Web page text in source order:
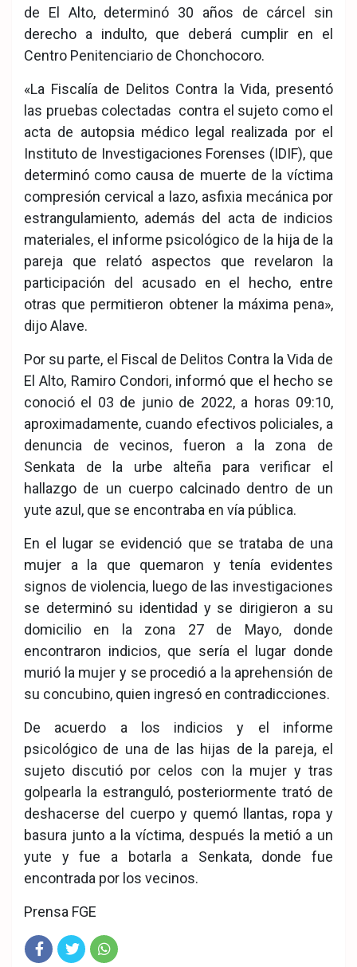
de El Alto, determinó 30 años de cárcel sin
derecho a indulto, que deberá cumplir en el
Centro Penitenciario de Chonchocoro.
«La Fiscalía de Delitos Contra la Vida, presentó
las pruebas colectadas contra el sujeto como el
acta de autopsia médico legal realizada por el
Instituto de Investigaciones Forenses (IDIF), que
determinó como causa de muerte de la víctima
compresión cervical a lazo, asfixia mecánica por
estrangulamiento, además del acta de indicios
materiales, el informe psicológico de la hija de la
pareja que relató aspectos que revelaron la
participación del acusado en el hecho, entre
otras que permitieron obtener la máxima pena»,
dijo Alave.
Por su parte, el Fiscal de Delitos Contra la Vida de
El Alto, Ramiro Condori, informó que el hecho se
conoció el 03 de junio de 2022, a horas 09:10,
aproximadamente, cuando efectivos policiales, a
denuncia de vecinos, fueron a la zona de
Senkata de la urbe alteña para verificar el
hallazgo de un cuerpo calcinado dentro de un
yute azul, que se encontraba en vía pública.
En el lugar se evidenció que se trataba de una
mujer a la que quemaron y tenía evidentes
signos de violencia, luego de las investigaciones
se determinó su identidad y se dirigieron a su
domicilio en la zona 27 de Mayo, donde
encontraron indicios, que sería el lugar donde
murió la mujer y se procedió a la aprehensión de
su concubino, quien ingresó en contradicciones.
De acuerdo a los indicios y el informe
psicológico de una de las hijas de la pareja, el
sujeto discutió por celos con la mujer y tras
golpearla la estranguló, posteriormente trató de
deshacerse del cuerpo y quemó llantas, ropa y
basura junto a la víctima, después la metió a un
yute y fue a botarla a Senkata, donde fue
encontrada por los vecinos.
Prensa FGE